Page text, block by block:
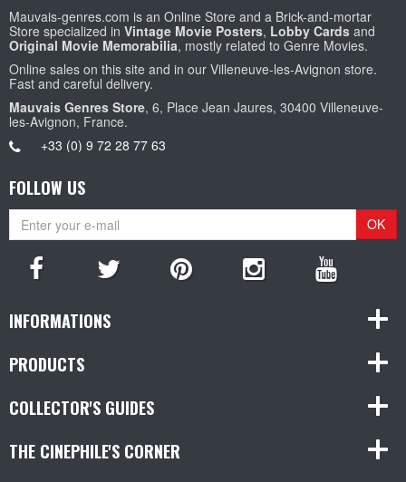
Mauvais-genres.com is an Online Store and a Brick-and-mortar
Store specialized in Vintage Movie Posters, Lobby Cards and
Original Movie Memorabilia, mostly related to Genre Movies.
Online sales on this site and in our Villeneuve-les-Avignon store.
Fast and careful delivery.
Mauvais Genres Store, 6, Place Jean Jaures, 30400 Villeneuve-
les-Avignon, France.
+33 (0) 9 72 28 77 63
FOLLOW US
OK
INFORMATIONS
PRODUCTS
COLLECTOR'S GUIDES
THE CINEPHILE'S CORNER